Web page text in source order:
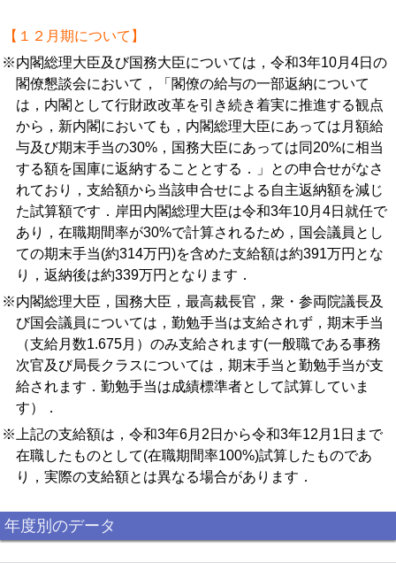
【１２月期について】
※内閣総理大臣及び国務大臣については，令和3年10月4日の
閣僚懇談会において，「閣僚の給与の一部返納について
は，内閣として行財政改革を引き続き着実に推進する観点
から，新内閣においても，内閣総理大臣にあっては月額給
与及び期末手当の30%，国務大臣にあっては同20%に相当
する額を国庫に返納することとする．」との申合せがなさ
れており，支給額から当該申合せによる自主返納額を減じ
た試算額です．岸田内閣総理大臣は令和3年10月4日就任で
あり，在職期間率が30%で計算されるため，国会議員とし
ての期末手当(約314万円)を含めた支給額は約391万円とな
り，返納後は約339万円となります．
※内閣総理大臣，国務大臣，最高裁長官，衆・参両院議長及
び国会議員については，勤勉手当は支給されず，期末手当
（支給月数1.675月）のみ支給されます(一般職である事務
次官及び局長クラスについては，期末手当と勤勉手当が支
給されます．勤勉手当は成績標準者として試算していま
す）．
※上記の支給額は，令和3年6月2日から令和3年12月1日まで
在職したものとして(在職期間率100%)試算したものであ
り，実際の支給額とは異なる場合があります．
年度別のデータ